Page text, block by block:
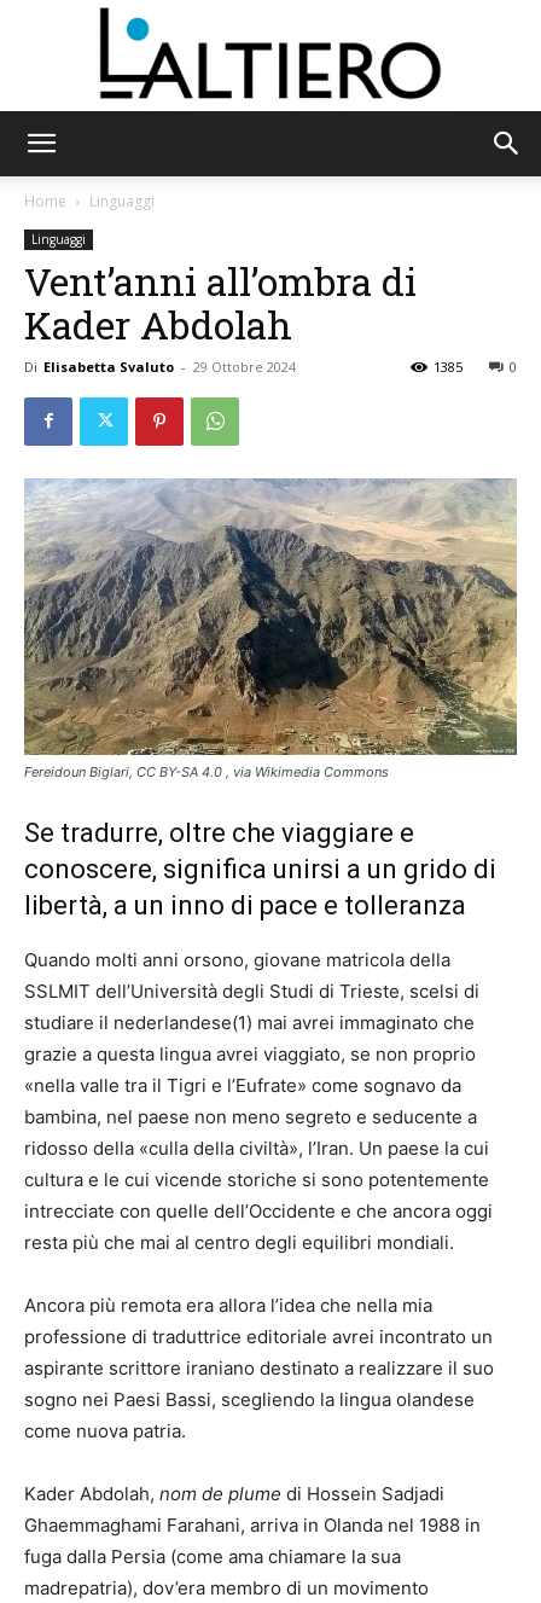
Home
Linguaggi
Linguaggi
Vent’anni all’ombra di
Kader Abdolah
Di Elisabetta Svaluto - 29 Ottobre 2024 0
1385
Fereidoun Biglari, CC BY-SA 4.0 , via Wikimedia Commons
Se tradurre, oltre che viaggiare e
conoscere, significa unirsi a un grido di
libertà, a un inno di pace e tolleranza
Quando molti anni orsono, giovane matricola della
SSLMIT dell’Università degli Studi di Trieste, scelsi di
studiare il nederlandese(1) mai avrei immaginato che
grazie a questa lingua avrei viaggiato, se non proprio
«nella valle tra il Tigri e l’Eufrate» come sognavo da
bambina, nel paese non meno segreto e seducente a
ridosso della «culla della civiltà», l’Iran. Un paese la cui
cultura e le cui vicende storiche si sono potentemente
intrecciate con quelle dell’Occidente e che ancora oggi
resta più che mai al centro degli equilibri mondiali.
Ancora più remota era allora l’idea che nella mia
professione di traduttrice editoriale avrei incontrato un
aspirante scrittore iraniano destinato a realizzare il suo
sogno nei Paesi Bassi, scegliendo la lingua olandese
come nuova patria.
Kader Abdolah, nom de plume di Hossein Sadjadi
Ghaemmaghami Farahani, arriva in Olanda nel 1988 in
fuga dalla Persia (come ama chiamare la sua
madrepatria), dov’era membro di un movimento